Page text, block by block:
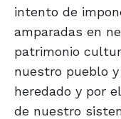
intento de
amparadas en
patrimonio
nuestro pueblo
heredado y por
de nuestro